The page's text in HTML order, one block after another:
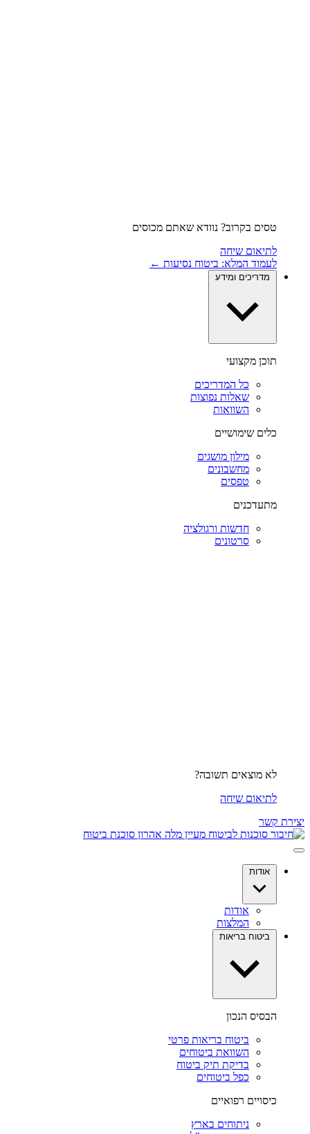
טסים בקרוב? נוודא שאתם מכוסים
לתיאום שיחה
לעמוד המלא: ביטוח נסיעות ←
מדריכים ומידע
תוכן מקצועי
כל המדריכים
שאלות נפוצות
השוואות
כלים שימושיים
מילון מושגים
מחשבונים
טפסים
מתעדכנים
חדשות ורגולציה
סרטונים
לא מוצאים תשובה?
לתיאום שיחה
יצירת קשר
אודות
אודות
המלצות
ביטוח בריאות
הבסיס הנכון
ביטוח בריאות פרטי
השוואת ביטוחים
בדיקת תיק ביטוח
כפל ביטוחים
כיסויים רפואיים
ניתוחים בארץ